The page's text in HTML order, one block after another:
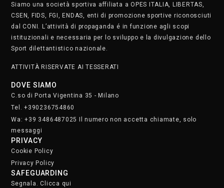
Siamo una società sportiva affiliata a OPES ITALIA, LIBERTAS,
CSEN, FIDS, FGI, ENDAS, enti di promozione sportive riconosciuti
dal CONI. L’attività di propaganda é in funzione agli scopi
istituzionali e necessaria per lo sviluppo e la divulgazione dello
Sport dilettantistico nazionale.
ATTIVITÀ RISERVATE AI TESSERATI
DOVE SIAMO
C.so di Porta Vigentina 35 - Milano
Tel. +390236754860
Wa: +39 3486487025 Il numero non accetta chiamate, solo
messaggi
PRIVACY
Cookie Policy
Privacy Policy
SAFEGUARDING
Segnala. Clicca qui